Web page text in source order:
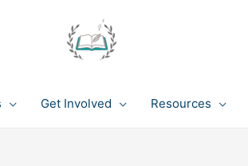
Get Involved Resources